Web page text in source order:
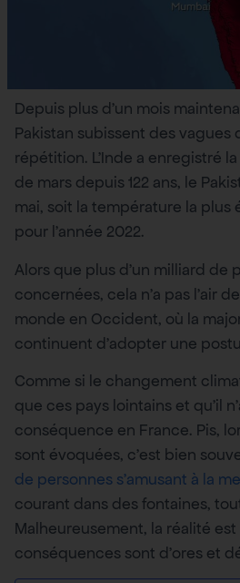
Depuis plus d’un mois
Pakistan subissent des vagues
répétition. L’Inde a enregistré
de mars depuis 122 ans, le
mai, soit la température la plus
pour l’année 2022.
Alors que plus d’un milliard de
concernées, cela n’a pas l’air
monde en Occident, où la
continuent d’adopter une
Comme si le changement
que ces pays lointains et qu’il
conséquence en France. Pis,
sont évoquées, c’est bien
de personnes s’amusant à la
courant dans des fontaines,
Malheureusement, la réalité
conséquences sont d’ores et